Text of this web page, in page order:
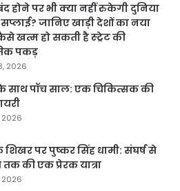
होने पर भी क्या नहीं रुकेगी दुनिया
जानिए खाड़ी देशों का नया
खत्म हो सकती है स्ट्रेट की
पकड़
2026
साथ पॉच साल: एक चिकित्सक की
2026
पर पुष्कर सिंह धामी: संघर्ष से
तक की एक प्रेरक यात्रा
2026